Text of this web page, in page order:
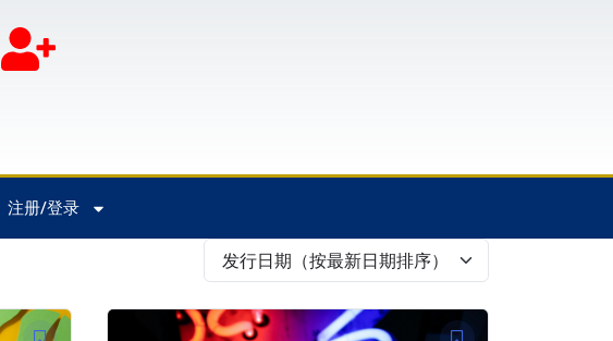
注册/登录